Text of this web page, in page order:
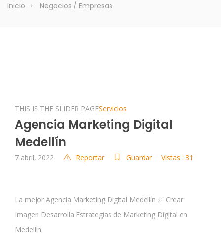
Inicio Negocios / Empresas
THIS IS THE SLIDER PAGEServicios
Agencia Marketing Digital
Medellín
7 abril, 2022 Reportar Guardar Vistas : 31
La mejor Agencia Marketing Digital Medellín ✅ Crear
Imagen Desarrolla Estrategias de Marketing Digital en
Medellín.